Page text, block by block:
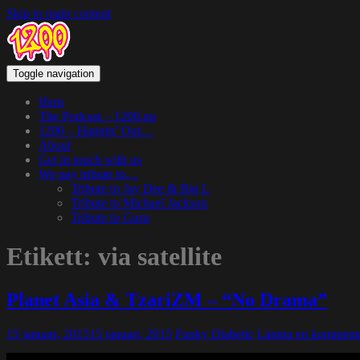
Skip to main content
Toggle navigation
Hem
The Podcast – 1200.nu
1200 – Hangin’ Out…
About
Get in touch with us
We pay tribute to…
Tribute to Jay Dee & Big L
Tribute to Michael Jackson
Tribute to Guru
Etikett: via satellite
Planet Asia & TzariZM – “No Drama”
15 januari, 201515 januari, 2015 Funky Diabetic Lämna en